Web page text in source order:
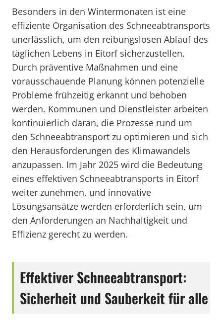
Besonders in den Wintermonaten ist eine
effiziente Organisation des Schneeabtransports
unerlässlich, um den reibungslosen Ablauf des
täglichen Lebens in Eitorf sicherzustellen.
Durch präventive Maßnahmen und eine
vorausschauende Planung können potenzielle
Probleme frühzeitig erkannt und behoben
werden. Kommunen und Dienstleister arbeiten
kontinuierlich daran, die Prozesse rund um
den Schneeabtransport zu optimieren und sich
den Herausforderungen des Klimawandels
anzupassen. Im Jahr 2025 wird die Bedeutung
eines effektiven Schneeabtransports in Eitorf
weiter zunehmen, und innovative
Lösungsansätze werden erforderlich sein, um
den Anforderungen an Nachhaltigkeit und
Effizienz gerecht zu werden.
Effektiver Schneeabtransport:
Sicherheit und Sauberkeit für alle